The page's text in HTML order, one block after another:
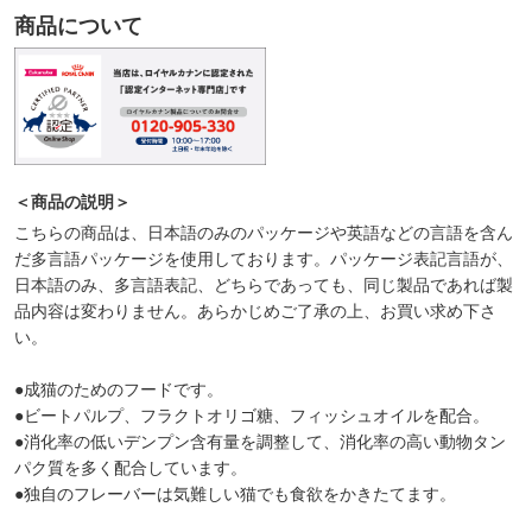
商品について
＜商品の説明＞
こちらの商品は、日本語のみのパッケージや英語などの言語を含ん
だ多言語パッケージを使用しております。パッケージ表記言語が、
日本語のみ、多言語表記、どちらであっても、同じ製品であれば製
品内容は変わりません。あらかじめご了承の上、お買い求め下さ
い。
●成猫のためのフードです。
●ビートパルプ、フラクトオリゴ糖、フィッシュオイルを配合。
●消化率の低いデンプン含有量を調整して、消化率の高い動物タン
パク質を多く配合しています。
●独自のフレーバーは気難しい猫でも食欲をかきたてます。